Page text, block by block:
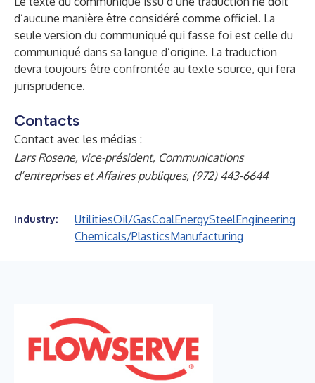
d’aucune manière être considéré comme officiel. La
seule version du communiqué qui fasse foi est celle du
communiqué dans sa langue d’origine. La traduction
devra toujours être confrontée au texte source, qui fera
jurisprudence.
Contacts
Contact avec les médias :
Lars Rosene, vice-président, Communications
d’entreprises et Affaires publiques, (972) 443-6644
Industry: UtilitiesOil/GasCoalEnergySteelEngineering
Chemicals/PlasticsManufacturing